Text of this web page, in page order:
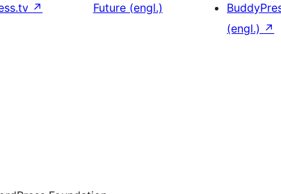
↗
Future (engl.)
(engl.) ↗